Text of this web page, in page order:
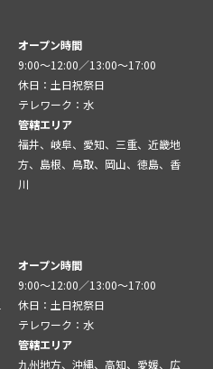
オープン時間
9:00～12:00／13:00～17:00
休日：土日祝祭日
テレワーク：水
管轄エリア
福井、岐阜、愛知、三重、近畿地
方、島根、鳥取、岡山、徳島、香
川
オープン時間
9:00～12:00／13:00～17:00
休日：土日祝祭日
テレワーク：水
管轄エリア
九州地方、沖縄、高知、愛媛、広